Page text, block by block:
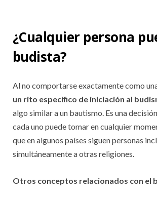
¿Cualquier persona
budista?
Al no comportarse exactamente como
un rito específico de iniciación al
algo similar a un bautismo. Es una
cada uno puede tomar en cualquier
que en algunos países siguen personas
simultáneamente a otras religiones.
Otros conceptos relacionados con el